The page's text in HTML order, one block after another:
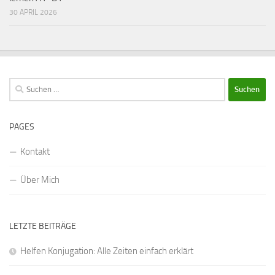
30 APRIL 2026
Suchen
nach:
PAGES
Kontakt
Über Mich
LETZTE BEITRÄGE
Helfen Konjugation: Alle Zeiten einfach erklärt